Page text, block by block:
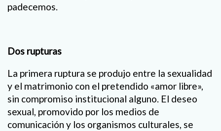
padecemos.
Dos rupturas
La primera ruptura se produjo entre la sexualidad
y el matrimonio con el pretendido «amor libre»,
sin compromiso institucional alguno. El deseo
sexual, promovido por los medios de
comunicación y los organismos culturales, se